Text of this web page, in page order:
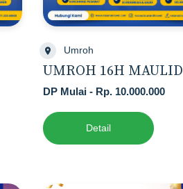
Umroh
UMROH 16H MAULID
DP Mulai - Rp. 10.000.000
Detail